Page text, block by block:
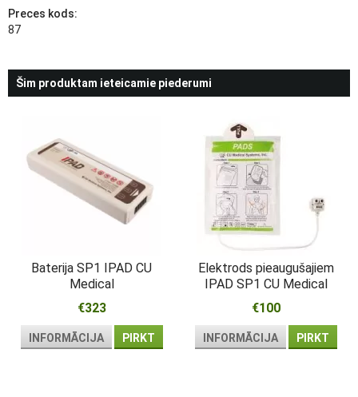
Preces kods:
87
Šim produktam ieteicamie piederumi
Baterija SP1 IPAD CU
Medical
€323
INFORMĀCIJA PIRKT
Elektrods pieaugušajiem
IPAD SP1 CU Medical
€100
INFORMĀCIJA PIRKT